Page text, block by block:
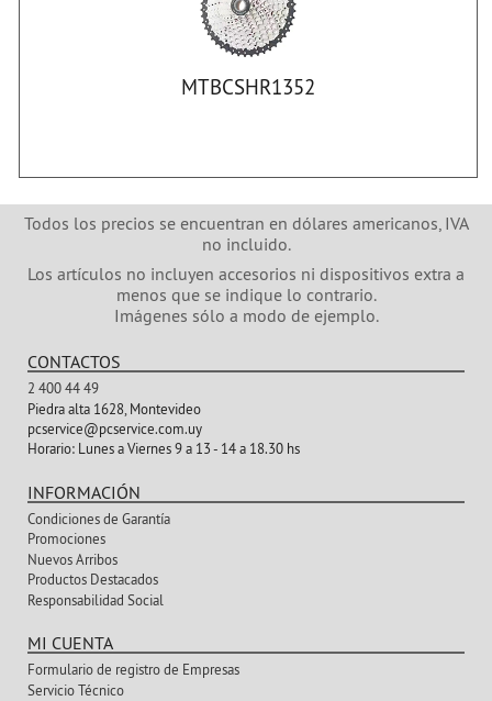
MTBCSHR1352
Todos los precios se encuentran en dólares americanos, IVA
no incluido.
Los artículos no incluyen accesorios ni dispositivos extra a
menos que se indique lo contrario.
Imágenes sólo a modo de ejemplo.
CONTACTOS
2 400 44 49
Piedra alta 1628, Montevideo
pcservice@pcservice.com.uy
Horario:Lunes a Viernes 9 a 13 - 14 a 18.30 hs
INFORMACIÓN
Condiciones de Garantía
Promociones
Nuevos Arribos
Productos Destacados
Responsabilidad Social
MI CUENTA
Formulario de registro de Empresas
Servicio Técnico